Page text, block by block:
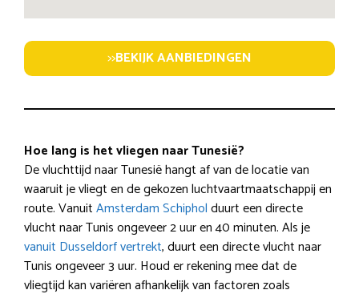
>>BEKIJK AANBIEDINGEN
Hoe lang is het vliegen naar Tunesië?
De vluchttijd naar Tunesië hangt af van de locatie van
waaruit je vliegt en de gekozen luchtvaartmaatschappij en
route. VanuitAmsterdam Schipholduurt een directe
vlucht naar Tunis ongeveer 2 uur en 40 minuten. Als je
vanuit Dusseldorf vertrekt, duurt een directe vlucht naar
Tunis ongeveer 3 uur. Houd er rekening mee dat de
vliegtijd kan variëren afhankelijk van factoren zoals